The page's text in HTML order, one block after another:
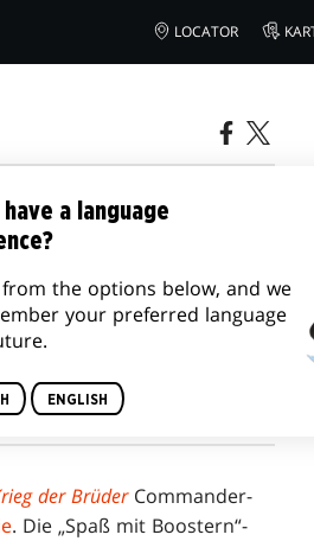
LOCATOR
|
der BrüderCommander-
. Die „Spaß mit Boostern“-
have a language
from the options below, and we
your preferred language
ENGLISH